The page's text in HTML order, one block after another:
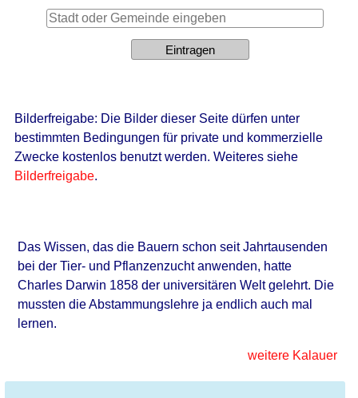
Bilderfreigabe: Die Bilder dieser Seite dürfen unter
bestimmten Bedingungen für private und kommerzielle
Zwecke kostenlos benutzt werden. Weiteres siehe
Bilderfreigabe.
Das Wissen, das die Bauern schon seit Jahrtausenden
bei der Tier- und Pflanzenzucht anwenden, hatte
Charles Darwin 1858 der universitären Welt gelehrt. Die
mussten die Abstammungslehre ja endlich auch mal
lernen.
weitere Kalauer